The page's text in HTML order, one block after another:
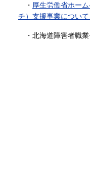
・ 厚生労働省ホー
チ）支援事業について
・北海道障害者職業